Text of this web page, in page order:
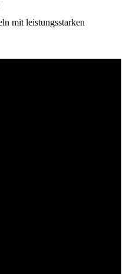
mit leistungsstarken